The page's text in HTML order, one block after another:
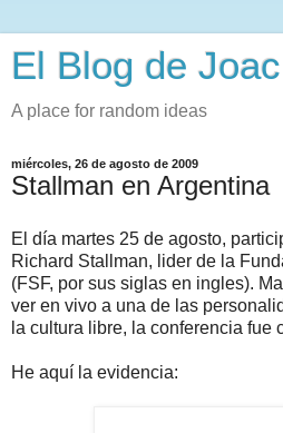
El Blog de Joac
A place for random ideas
miércoles, 26 de agosto de 2009
Stallman en Argentina
El día martes 25 de agosto,
Richard Stallman, lider de la
(FSF, por sus siglas en ingles).
ver en vivo a una de las
la cultura libre, la conferencia fue
He aquí la evidencia: